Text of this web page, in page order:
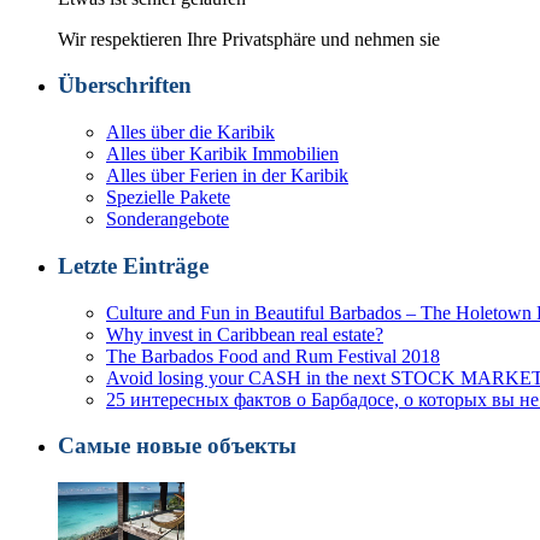
Wir respektieren Ihre Privatsphäre und nehmen sie
Überschriften
Alles über die Karibik
Alles über Karibik Immobilien
Alles über Ferien in der Karibik
Spezielle Pakete
Sonderangebote
Letzte Einträge
Culture and Fun in Beautiful Barbados – The Holetown
Why invest in Caribbean real estate?
The Barbados Food and Rum Festival 2018
Avoid losing your CASH in the next STOCK
25 интересных фактов о Барбадосе, о которых вы
Самые новые объекты